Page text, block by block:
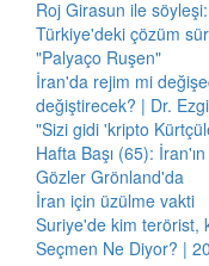
Roj Girasun ile
Türkiye'deki çözüm
"Palyaço Ruşen"
İran'da rejim mi
değiştirecek? | Dr.
"Sizi gidi 'kripto
Hafta Başı (65):
Gözler Grönland'da
İran için üzülme vakti
Suriye'de kim terörist,
Seçmen Ne Diyor? |